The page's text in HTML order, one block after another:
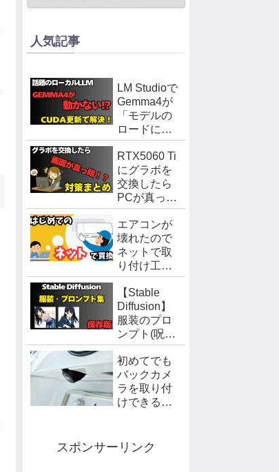
人気記事
LM Studioで
Gemma4が
「モデルの
ロードに失
敗しまし
た」になる
問題を
CUDA
Runtime更新
で解決した
話
RTX5060 Ti
にグラボを
交換したら
PCが真っ
暗！対策方
法まとめ
エアコンが
壊れたので
ネットで取
り付け工賃
込みを買っ
てみた。
【Stable
Diffusion】
服装のプロ
ンプト(呪文)
集【保存
版】
初めてでも
バックカメ
ラを取り付
けできる
スポンサーリンク